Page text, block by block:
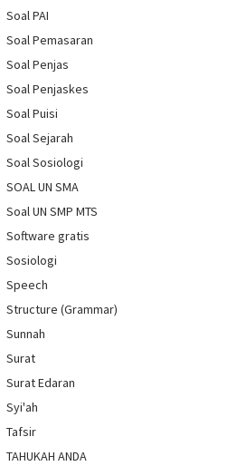
Soal PAI
Soal Pemasaran
Soal Penjas
Soal Penjaskes
Soal Puisi
Soal Sejarah
Soal Sosiologi
SOAL UN SMA
Soal UN SMP MTS
Software gratis
Sosiologi
Speech
Structure (Grammar)
Sunnah
Surat
Surat Edaran
Syi'ah
Tafsir
TAHUKAH ANDA